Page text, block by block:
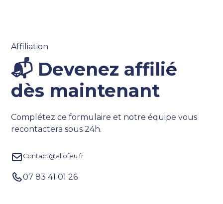
Affiliation
📬 Devenez affilié
dès maintenant
Complétez ce formulaire et notre équipe vous
recontactera sous 24h.
Contact@allofeu.fr
07 83 41 01 26